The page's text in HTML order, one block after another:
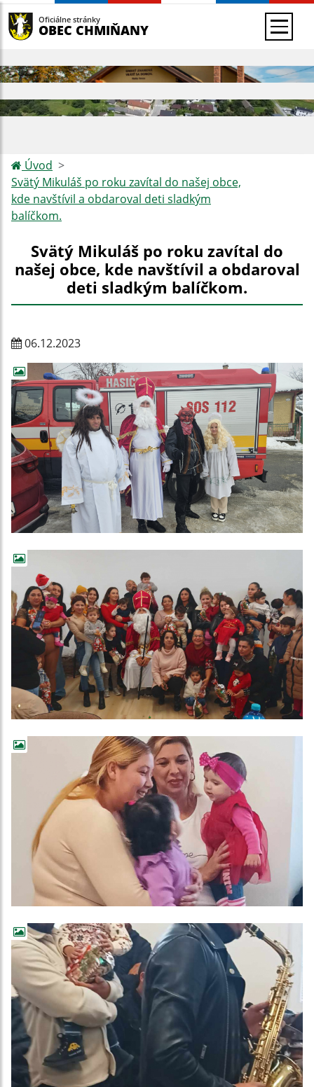
Oficiálne stránky
OBEC CHMIŇANY
Úvod
Svätý Mikuláš po roku zavítal do našej obce,
kde navštívil a obdaroval deti sladkým
balíčkom.
Svätý Mikuláš po roku zavítal do
našej obce, kde navštívil a obdaroval
deti sladkým balíčkom.
06.12.2023